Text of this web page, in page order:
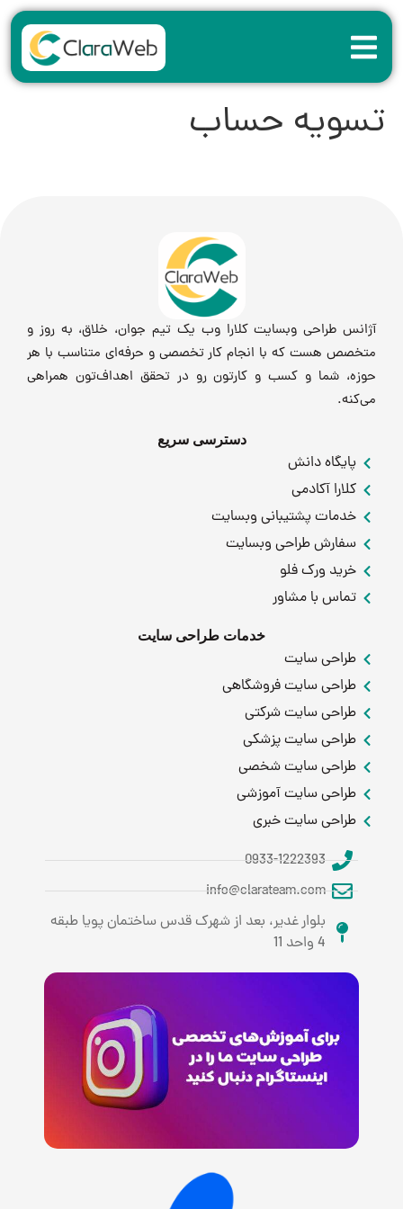
تسویه حساب
آژانس طراحی وبسایت کلارا وب یک تیم جوان، خلاق، به روز و
متخصص هست که با انجام کار تخصصی و حرفه‌ای متناسب با هر
حوزه، شما و کسب و کارتون رو در تحقق اهداف‌تون همراهی
می‌کنه.
دسترسی سریع
پایگاه دانش
کلارا آکادمی
خدمات پشتیبانی وبسایت
سفارش طراحی وبسایت
خرید ورک فلو
تماس با مشاور
خدمات طراحی سایت
طراحی سایت
طراحی سایت فروشگاهی
طراحی سایت شرکتی
طراحی سایت پزشکی
طراحی سایت شخصی
طراحی سایت آموزشی
طراحی سایت خبری
0933-1222393
info@clarateam.com
بلوار غدیر، بعد از شهرک قدس ساختمان پویا طبقه
4 واحد 11